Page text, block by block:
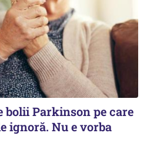
bolii Parkinson pe care
ignoră. Nu e vorba